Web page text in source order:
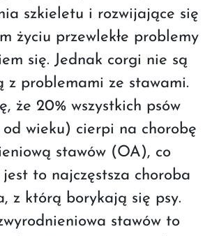
szkieletu i rozwijające się
życiu przewlekłe problemy
się. Jednak corgi nie są
z problemami ze stawami.
że 20% wszystkich psów
wieku) cierpi na chorobę
stawów (OA), co
to najczęstsza choroba
z którą borykają się psy.
stawów to